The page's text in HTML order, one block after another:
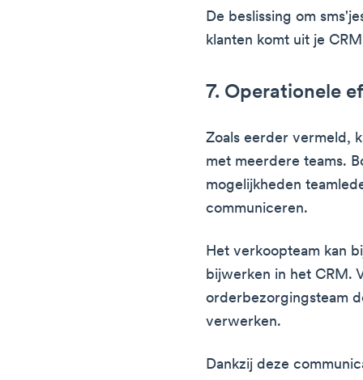
De beslissing om
klanten komt uit je
7. Operationele
Zoals eerder vermeld,
met meerdere teams.
mogelijkheden
communiceren.
Het verkoopteam kan
bijwerken in het CRM.
orderbezorgingsteam
verwerken.
Dankzij deze